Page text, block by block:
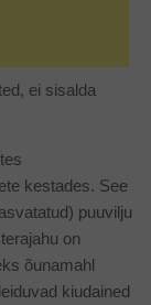
ei sisalda
kestades. See
puuvilju
on
õunamahl
kiudained